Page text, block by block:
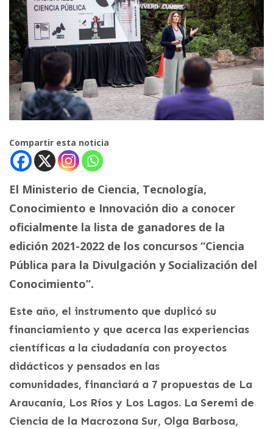
Compartir esta noticia
El Ministerio de Ciencia, Tecnología,
Conocimiento e Innovación dio a conocer
oficialmente la lista de ganadores de la
edición 2021-2022 de los concursos “Ciencia
Pública para la Divulgación y Socialización del
Conocimiento”.
Este año, el instrumento que duplicó su
financiamiento y que acerca las experiencias
científicas a la ciudadanía con proyectos
didácticos y pensados en las
comunidades, financiará a 7 propuestas de La
Araucanía, Los Ríos y Los Lagos. La Seremi de
Ciencia de la Macrozona Sur, Olga Barbosa,